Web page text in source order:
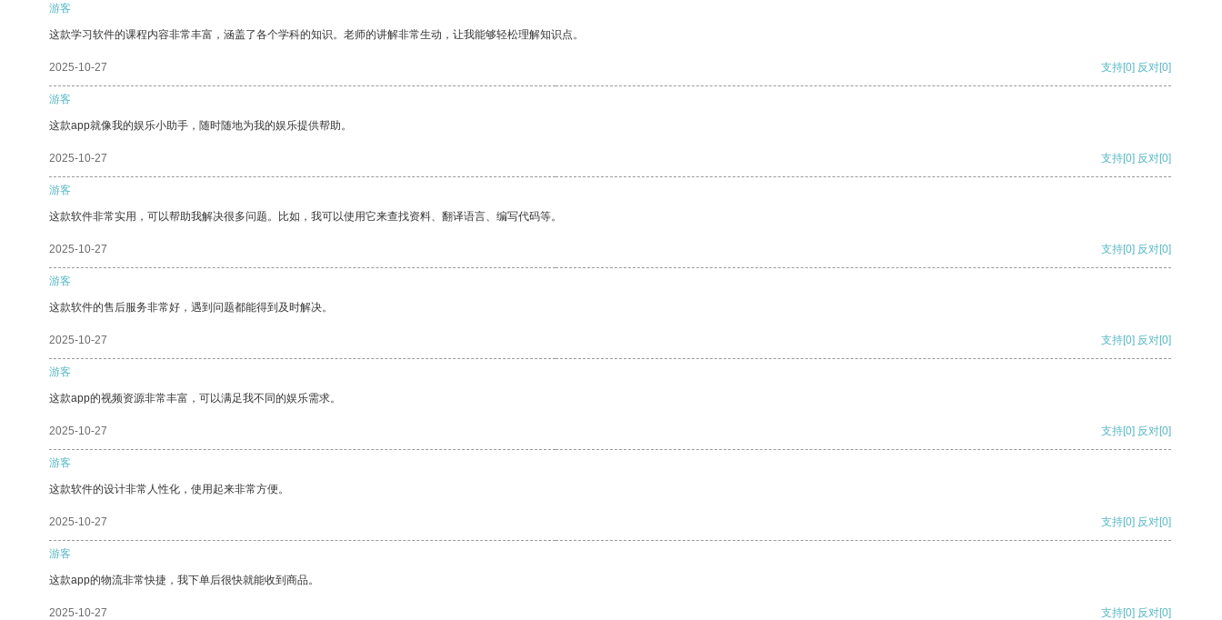
游客
这款学习软件的课程内容非常丰富，涵盖了各个学科的知识。老师的讲解非常生动，让我能够轻松理解知识点。
2025-10-27 支持[0] 反对[0]
游客
这款app就像我的娱乐小助手，随时随地为我的娱乐提供帮助。
2025-10-27 支持[0] 反对[0]
游客
这款软件非常实用，可以帮助我解决很多问题。比如，我可以使用它来查找资料、翻译语言、编写代码等。
2025-10-27 支持[0] 反对[0]
游客
这款软件的售后服务非常好，遇到问题都能得到及时解决。
2025-10-27 支持[0] 反对[0]
游客
这款app的视频资源非常丰富，可以满足我不同的娱乐需求。
2025-10-27 支持[0] 反对[0]
游客
这款软件的设计非常人性化，使用起来非常方便。
2025-10-27 支持[0] 反对[0]
游客
这款app的物流非常快捷，我下单后很快就能收到商品。
2025-10-27 支持[0] 反对[0]